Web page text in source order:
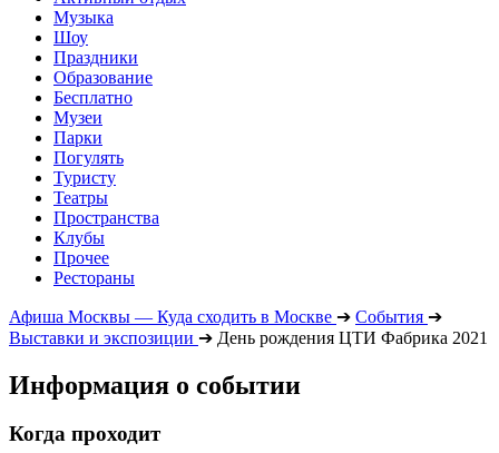
Музыка
Шоу
Праздники
Образование
Бесплатно
Музеи
Парки
Погулять
Туристу
Театры
Пространства
Клубы
Прочее
Рестораны
Афиша Москвы — Куда сходить в Москве ➔ События ➔
Выставки и экспозиции ➔ День рождения ЦТИ Фабрика 2021
Информация о событии
Когда проходит